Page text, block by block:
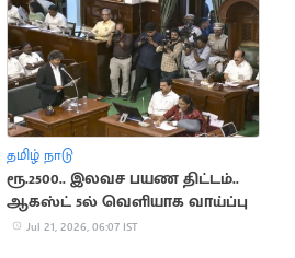
தமிழ் நாடு
ரூ.2500.. இலவச பயண திட்டம்..
ஆகஸ்ட் 5ல் வெளியாக வாய்ப்பு
Jul 21, 2026, 06:07 IST